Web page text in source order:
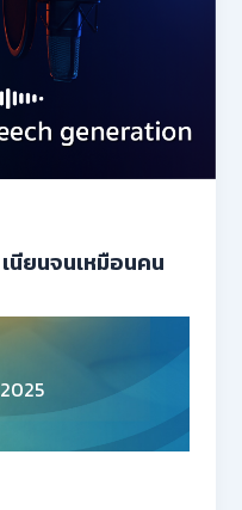
นียนจนเหมือนคน